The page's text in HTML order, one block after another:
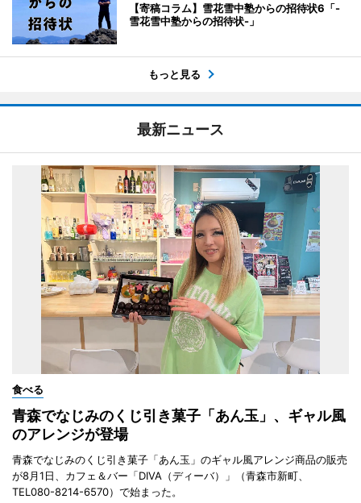
【寄稿コラム】雪花雪中塾からの招待状6「-
雪花雪中塾からの招待状-」
もっと見る
最新ニュース
食べる
青森でなじみのくじ引き菓子「あん玉」、ギャル風
のアレンジが登場
青森でなじみのくじ引き菓子「あん玉」のギャル風アレンジ商品の販売
が8月1日、カフェ＆バー「DIVA（ディーバ）」（青森市新町、
TEL080-8214-6570）で始まった。